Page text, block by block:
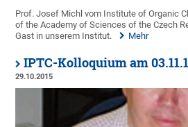
Prof. Josef Michl vom Institute of Organic
of the Academy of Sciences of the Czech
Gast in unserem Institut.
Mehr
IPTC-Kolloquium am
29.10.2015